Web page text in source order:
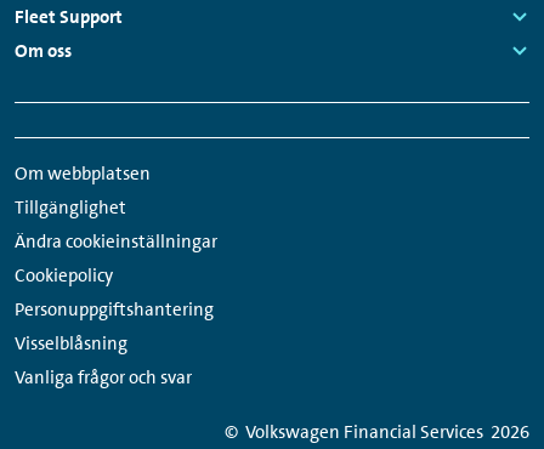
Links:
Fleet Support
Links:
Om oss
sidfot
Om webbplatsen
Tillgänglighet
Ändra cookieinställningar
Cookiepolicy
Personuppgiftshantering
Visselblåsning
Vanliga frågor och svar
medier-
länkar
© Volkswagen Financial Services 2026